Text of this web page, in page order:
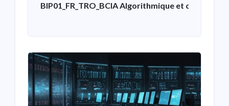
BIP01_FR_TRO_BCIA Algorithmique et codage en